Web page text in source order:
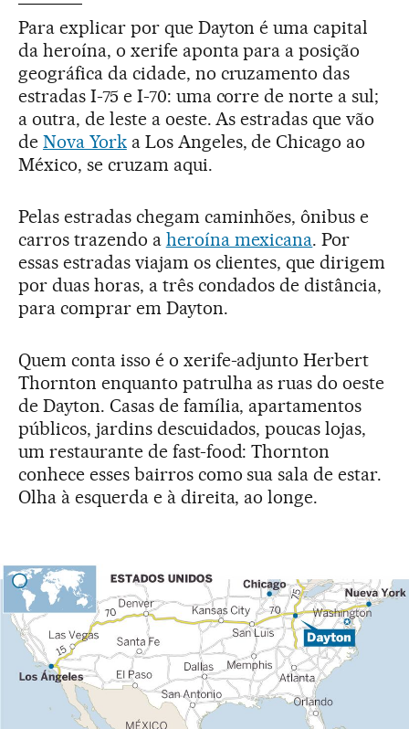
Para explicar por que Dayton é uma capital
da heroína, o xerife aponta para a posição
geográfica da cidade, no cruzamento das
estradas I-75 e I-70: uma corre de norte a sul;
a outra, de leste a oeste. As estradas que vão
de Nova Yorka Los Angeles, de Chicago ao
México, se cruzam aqui.
Pelas estradas chegam caminhões, ônibus e
carros trazendo a heroína mexicana. Por
essas estradas viajam os clientes, que dirigem
por duas horas, a três condados de distância,
para comprar em Dayton.
Quem conta isso é o xerife-adjunto Herbert
Thornton enquanto patrulha as ruas do oeste
de Dayton. Casas de família, apartamentos
públicos, jardins descuidados, poucas lojas,
um restaurante de fast-food: Thornton
conhece esses bairros como sua sala de estar.
Olha à esquerda e à direita, ao longe.